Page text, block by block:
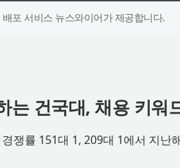
포 서비스 뉴스와이어가 제공합니다.
는 건국대, 채용 키워
쟁률 151대 1, 209대 1에서 지난